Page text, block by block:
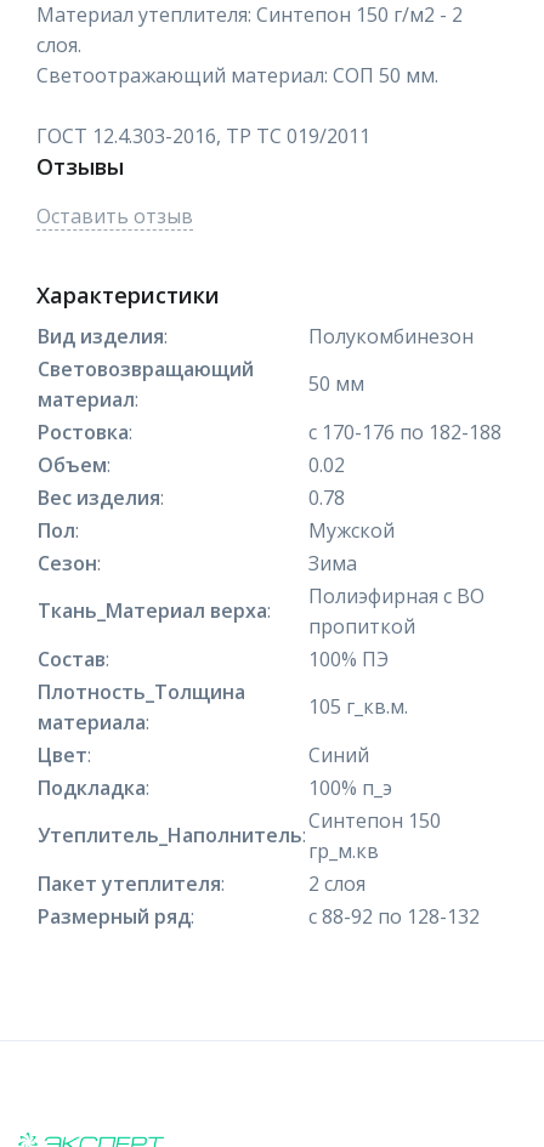
Материал утеплителя: Синтепон 150 г/м2 - 2
слоя.
Светоотражающий материал: СОП 50 мм.
ГОСТ 12.4.303-2016, ТР ТС 019/2011
Отзывы
Оставить отзыв
Характеристики
Вид изделия:
Полукомбинезон
Световозвращающий
материал:
50 мм
Ростовка:
с 170-176 по 182-188
Объем:
0.02
Вес изделия:
0.78
Пол:
Мужской
Сезон:
Зима
Ткань_Материал верха:
Полиэфирная с ВО
пропиткой
Состав:
100% ПЭ
Плотность_Толщина
материала:
105 г_кв.м.
Цвет:
Синий
Подкладка:
100% п_э
Утеплитель_Наполнитель:
Синтепон 150
гр_м.кв
Пакет утеплителя:
2 слоя
Размерный ряд: с 88-92 по 128-132